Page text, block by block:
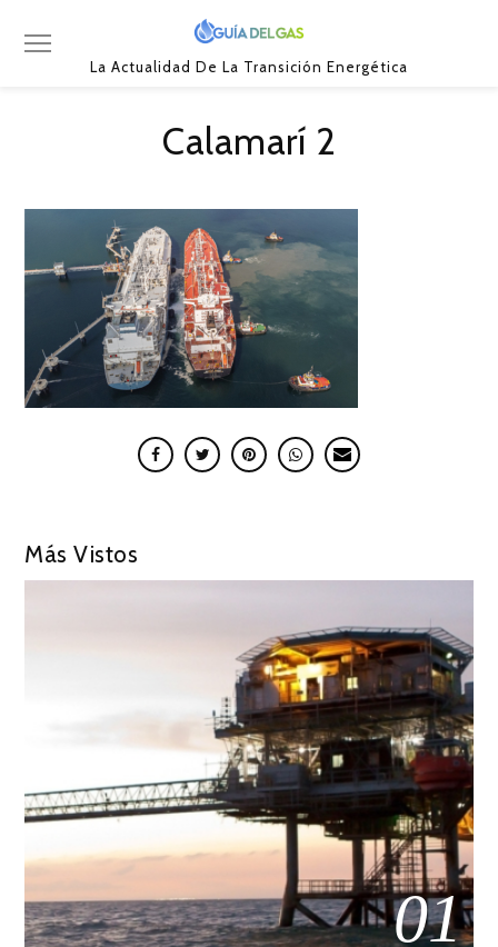
La Actualidad De La Transición Energética
Calamarí 2
Más Vistos
01